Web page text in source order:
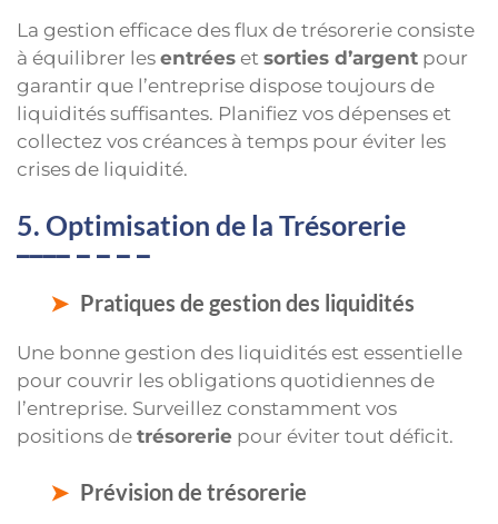
La gestion efficace des flux de trésorerie consiste
à équilibrer les entrées et sorties d’argent pour
garantir que l’entreprise dispose toujours de
liquidités suffisantes. Planifiez vos dépenses et
collectez vos créances à temps pour éviter les
crises de liquidité.
5. Optimisation de la Trésorerie
Pratiques de gestion des liquidités
Une bonne gestion des liquidités est essentielle
pour couvrir les obligations quotidiennes de
l’entreprise. Surveillez constamment vos
positions de trésorerie pour éviter tout déficit.
Prévision de trésorerie